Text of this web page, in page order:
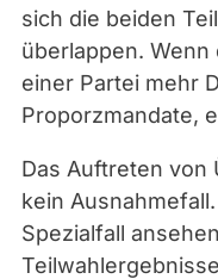
sich die beiden
überlappen. Wenn
einer Partei mehr
Proporzmandate,
Das Auftreten von
kein
Spezialfall